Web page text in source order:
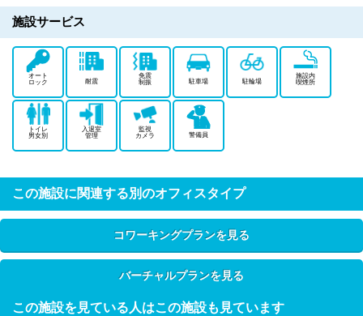
施設サービス
オート
ロック
耐震
免震
制振
駐車場 駐輪場
施設内
喫煙所
トイレ
男女別
入退室
管理
監視
カメラ
警備員
この施設に関連する別のオフィスタイプ
コワーキングプランを見る
バーチャルプランを見る
この施設を見ている人はこの施設も見ています